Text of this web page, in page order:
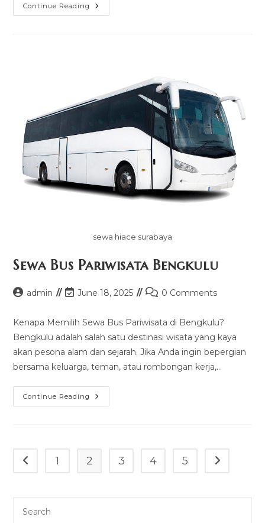
Continue Reading Sewa
Bus
sewa hiace surabaya
Sewa Bus Pariwisata Bengkulu
Postadmin
Post
modified:
June 18, 2025
Post0 Comments
Kenapa Memilih Sewa Bus Pariwisata di Bengkulu?
Bengkulu adalah salah satu destinasi wisata yang kaya
akan pesona alam dan sejarah. Jika Anda ingin bepergian
bersama keluarga, teman, atau rombongan kerja,…
Continue Reading Sewa
Bus
Go to the previous page
1 2 3 4 5 Go to the